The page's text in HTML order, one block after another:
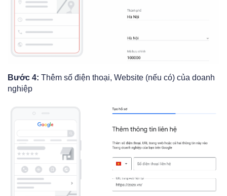
Bước 4: Thêm số điện thoại, Website (nếu có) của doanh
nghiệp